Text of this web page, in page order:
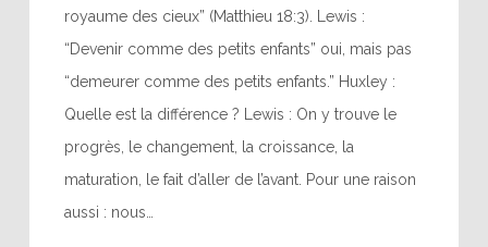
royaume des cieux” (Matthieu 18:3). Lewis :
“Devenir comme des petits enfants” oui, mais pas
“demeurer comme des petits enfants.” Huxley :
Quelle est la différence ? Lewis : On y trouve le
progrès, le changement, la croissance, la
maturation, le fait d’aller de l’avant. Pour une raison
aussi : nous…